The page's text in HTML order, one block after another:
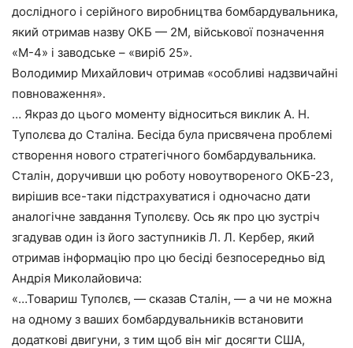
дослідного і серійного виробництва бомбардувальника,
який отримав назву ОКБ — 2М, військової позначення
«М-4» і заводське – «виріб 25».
Володимир Михайлович отримав «особливі надзвичайні
повноваження».
… Якраз до цього моменту відноситься виклик А. Н.
Туполєва до Сталіна. Бесіда була присвячена проблемі
створення нового стратегічного бомбардувальника.
Сталін, доручивши цю роботу новоутвореного ОКБ-23,
вирішив все-таки підстрахуватися і одночасно дати
аналогічне завдання Туполєву. Ось як про цю зустріч
згадував один із його заступників Л. Л. Кербер, який
отримав інформацію про цю бесіді безпосередньо від
Андрія Миколайовича:
«…Товариш Туполєв, — сказав Сталін, — а чи не можна
на одному з ваших бомбардувальників встановити
додаткові двигуни, з тим щоб він міг досягти США,